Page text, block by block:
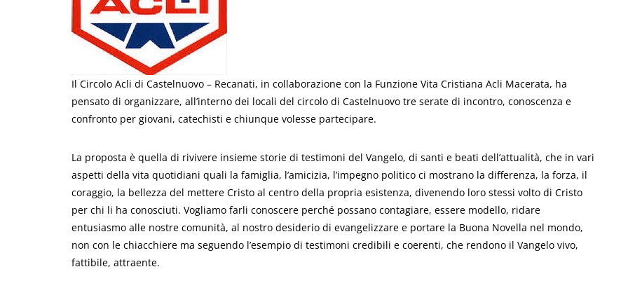
Il Circolo Acli di Castelnuovo – Recanati, in collaborazione con la Funzione Vita Cristiana Acli Macerata, ha
pensato di organizzare, all’interno dei locali del circolo di Castelnuovo tre serate di incontro, conoscenza e
confronto per giovani, catechisti e chiunque volesse partecipare.
La proposta è quella di rivivere insieme storie di testimoni del Vangelo, di santi e beati dell’attualità, che in vari
aspetti della vita quotidiani quali la famiglia, l’amicizia, l’impegno politico ci mostrano la differenza, la forza, il
coraggio, la bellezza del mettere Cristo al centro della propria esistenza, divenendo loro stessi volto di Cristo
per chi li ha conosciuti. Vogliamo farli conoscere perché possano contagiare, essere modello, ridare
entusiasmo alle nostre comunità, al nostro desiderio di evangelizzare e portare la Buona Novella nel mondo,
non con le chiacchiere ma seguendo l’esempio di testimoni credibili e coerenti, che rendono il Vangelo vivo,
fattibile, attraente.